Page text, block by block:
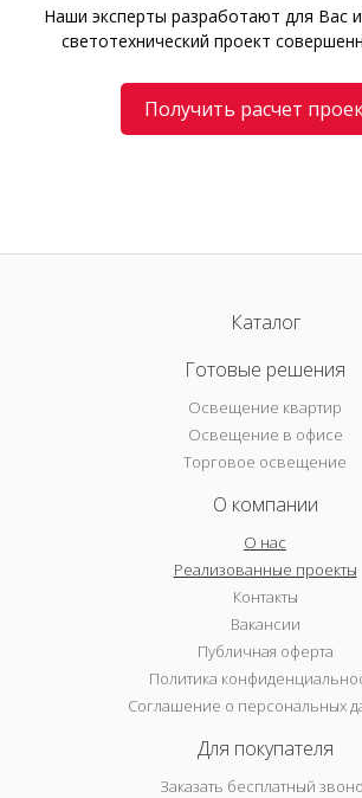
Наши эксперты разработают для Вас
светотехнический проект
Получить расчет
Каталог
Готовые решения
Освещение квартир
Освещение в офисе
Торговое освещение
О компании
О нас
Реализованные проекты
Контакты
Вакансии
Публичная оферта
Политика
Соглашение о персональных
Для покупателя
Заказать бесплатный